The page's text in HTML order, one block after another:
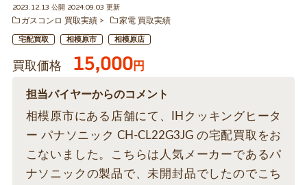
2023.12.13 公開 2024.09.03 更新
ガスコンロ 買取実績
家電 買取実績
宅配買取 相模原市 相模原店
買取価格 15,000円
担当バイヤーからのコメント
相模原市にある店舗にて、IHクッキングヒータ
ー パナソニック CH-CL22G3JG の宅配買取をお
こないました。こちらは人気メーカーであるパ
ナソニックの製品で、未開封品でしたのでこち